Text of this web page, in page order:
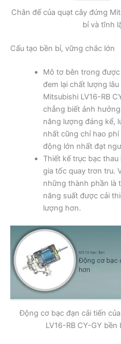
Chân đế của quạt cây đứng
bỉ và tĩnh
Cấu tạo bền bỉ, vững chắc lớn
Mô tơ bên trong
đem lại chất lượng
Mitsubishi LV16-RB
chẳng biết ảnh
năng lượng đáng kể,
nhất cũng chỉ hao
động lớn nhất đạt
Thiết kế trục bạc
gia tốc quay trơn tru.
những thành phần là
năng suất được cải
lượng hơn.
Động cơ bạc đạn cải tiến
LV16-RB CY-GY